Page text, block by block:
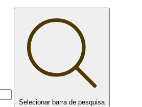
Selecionar barra de pesquisa